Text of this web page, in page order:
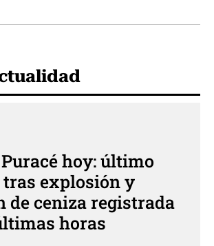
hoy: último
explosión y
de ceniza registrada
horas